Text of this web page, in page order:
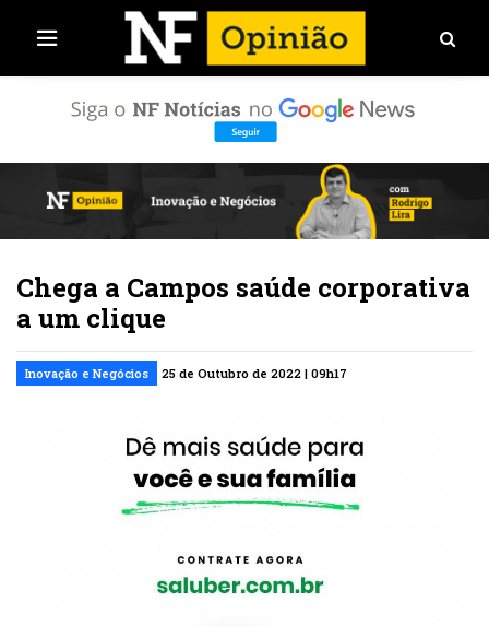
Chega a Campos saúde corporativa
a um clique
Inovação e Negócios 25 de Outubro de 2022 | 09h17